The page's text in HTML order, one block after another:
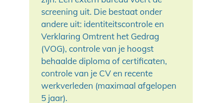
screening uit. Die bestaat onder
andere uit: identiteitscontrole en
Verklaring Omtrent het Gedrag
(VOG), controle van je hoogst
behaalde diploma of certificaten,
controle van je CV en recente
werkverleden (maximaal afgelopen
5 jaar).